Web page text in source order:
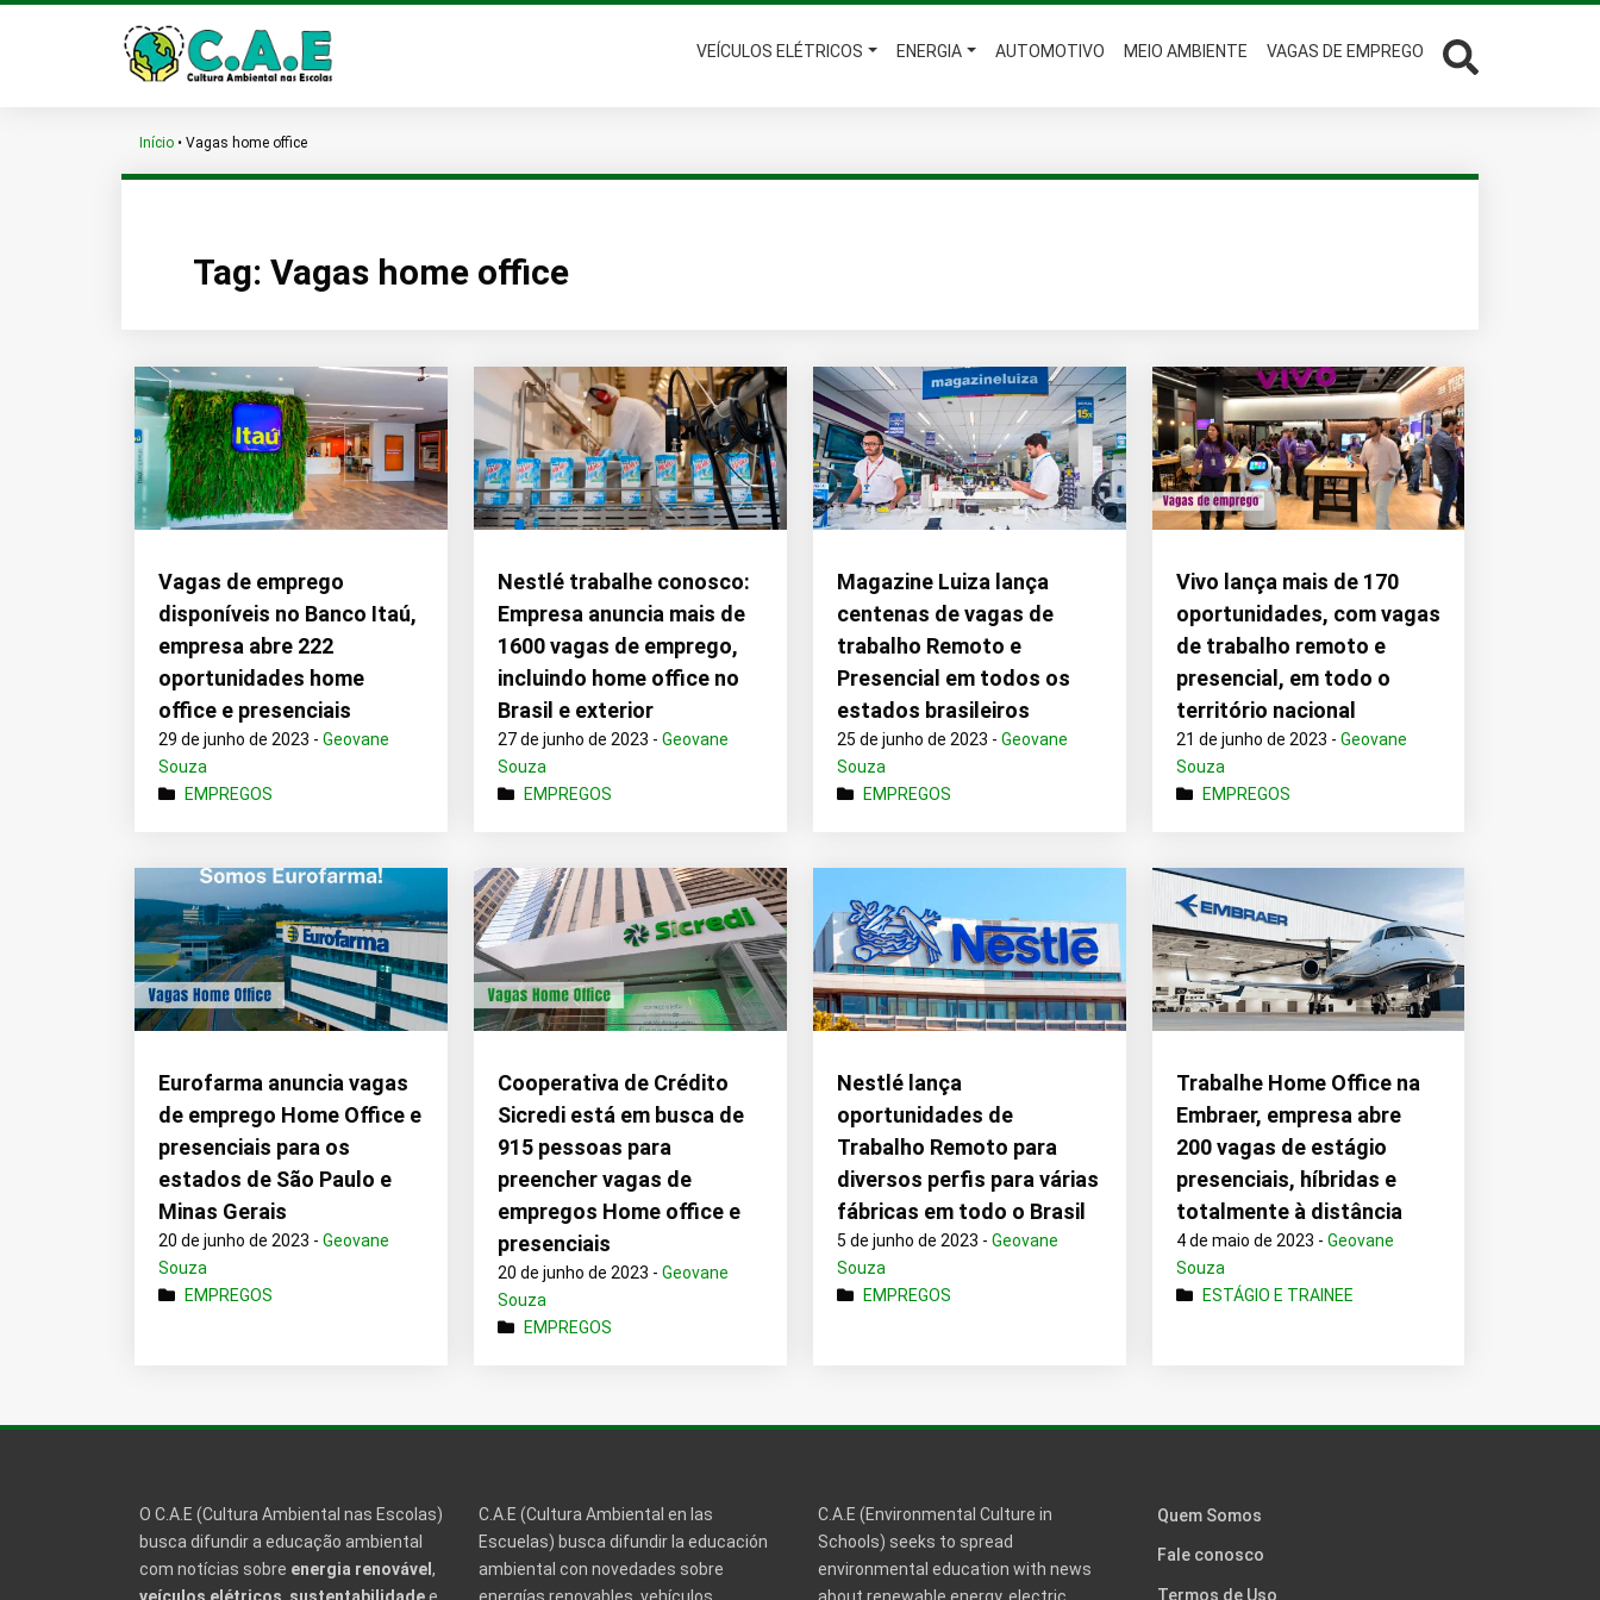
VEÍCULOS ELÉTRICOS ENERGIA AUTOMOTIVO MEIO AMBIENTE VAGAS DE EMPREGO
Início • Vagas home office
Tag: Vagas home office
Vagas de emprego
disponíveis no Banco Itaú,
empresa abre 222
oportunidades home
office e presenciais
29 de junho de 2023 -Geovane
Souza
EMPREGOS
Nestlé trabalhe conosco:
Empresa anuncia mais de
1600 vagas de emprego,
incluindo home office no
Brasil e exterior
27 de junho de 2023 -Geovane
Souza
EMPREGOS
Magazine Luiza lança
centenas de vagas de
trabalho Remoto e
Presencial em todos os
estados brasileiros
25 de junho de 2023 -Geovane
Souza
EMPREGOS
Vivo lança mais de 170
oportunidades, com vagas
de trabalho remoto e
presencial, em todo o
território nacional
21 de junho de 2023 -Geovane
Souza
EMPREGOS
Eurofarma anuncia vagas
de emprego Home Office e
presenciais para os
estados de São Paulo e
Minas Gerais
20 de junho de 2023 -Geovane
Souza
EMPREGOS
Cooperativa de Crédito
Sicredi está em busca de
915 pessoas para
preencher vagas de
empregos Home office e
presenciais
20 de junho de 2023 -Geovane
Souza
EMPREGOS
Nestlé lança
oportunidades de
Trabalho Remoto para
diversos perfis para várias
fábricas em todo o Brasil
5 de junho de 2023 -Geovane
Souza
EMPREGOS
Trabalhe Home Office na
Embraer, empresa abre
200 vagas de estágio
presenciais, híbridas e
totalmente à distância
4 de maio de 2023 -Geovane
Souza
ESTÁGIO E TRAINEE
O C.A.E (Cultura Ambiental nas Escolas)
busca difundir a educação ambiental
com notícias sobre energia renovável ,
C.A.E (Cultura Ambiental en las
Escuelas) busca difundir la educación
ambiental con novedades sobre
C.A.E (Environmental Culture in
Schools) seeks to spread
environmental education with news
Quem Somos
Fale conosco
Termos de Uso